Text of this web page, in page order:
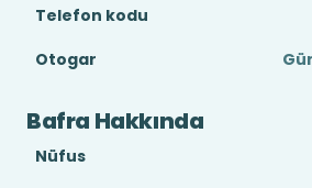
Telefon kodu
Otogar
Bafra Hakkında
Nüfus